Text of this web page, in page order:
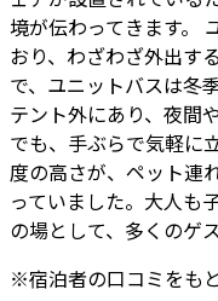
境が伝わってきます。
おり、わざわざ外出す
で、ユニットバスは冬
テント外にあり、夜間
でも、手ぶらで気軽に
度の高さが、ペット連
っていました。大人も
の場として、多くのゲ
※宿泊者の口コミをも